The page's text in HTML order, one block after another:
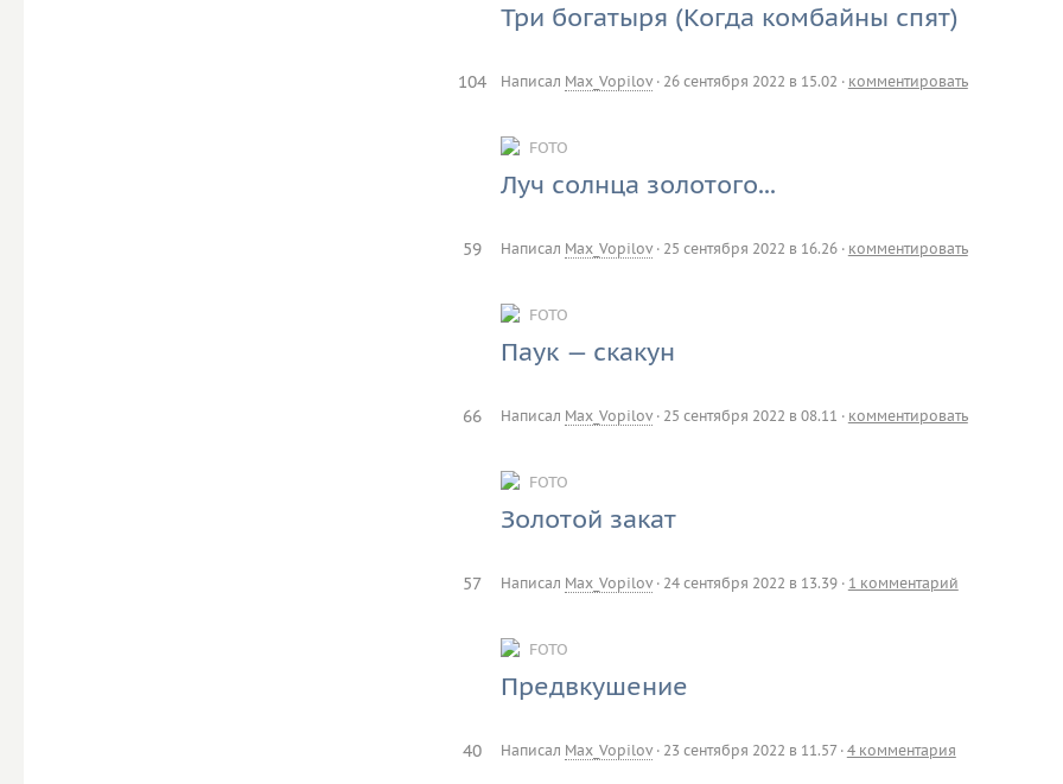
Три богатыря (Когда комбайны спят)
Написал Max_Vopilov· 26 сентября 2022 в 15.02 · комментировать
104
FOTO
Луч солнца золотого...
Написал Max_Vopilov· 25 сентября 2022 в 16.26· комментировать
59
FOTO
Паук — скакун
Написал Max_Vopilov· 25 сентября 2022 в 08.11 · комментировать
66
FOTO
Золотой закат
Написал Max_Vopilov· 24 сентября 2022 в 13.39· 1 комментарий
57
FOTO
Предвкушение
Написал Max_Vopilov· 23 сентября 2022 в 11.57· 4 комментария
40